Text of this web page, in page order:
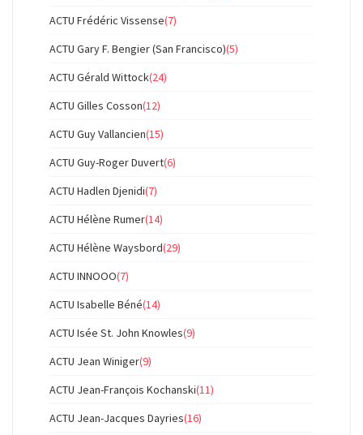
ACTU Frédéric Vissense(7)
ACTU Gary F. Bengier (San Francisco)(5)
ACTU Gérald Wittock(24)
ACTU Gilles Cosson(12)
ACTU Guy Vallancien(15)
ACTU Guy-Roger Duvert(6)
ACTU Hadlen Djenidi(7)
ACTU Hélène Rumer(14)
ACTU Hélène Waysbord(29)
ACTU INNOOO(7)
ACTU Isabelle Béné(14)
ACTU Isée St. John Knowles(9)
ACTU Jean Winiger(9)
ACTU Jean-François Kochanski(11)
ACTU Jean-Jacques Dayries(16)